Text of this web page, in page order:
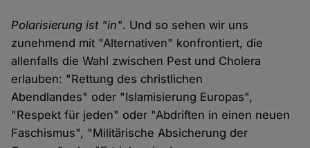
Polarisierung ist "in". Und so sehen wir uns
zunehmend mit "Alternativen" konfrontiert, die
allenfalls die Wahl zwischen Pest und Cholera
erlauben: "Rettung des christlichen
Abendlandes" oder "Islamisierung Europas",
"Respekt für jeden" oder "Abdriften in einen neuen
Faschismus", "Militärische Absicherung der